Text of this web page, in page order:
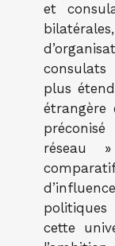
et
plus
étrangère
réseau
cette